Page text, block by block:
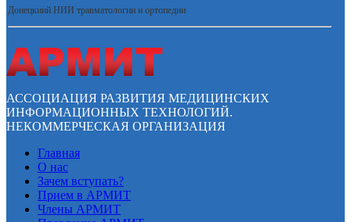
Донецкиий НИИ травматологии и ортопедии
АССОЦИАЦИЯ РАЗВИТИЯ МЕДИЦИНСКИХ
ИНФОРМАЦИОННЫХ ТЕХНОЛОГИЙ.
НЕКОММЕРЧЕСКАЯ ОРГАНИЗАЦИЯ
Главная
О нас
Зачем вступать?
Прием в АРМИТ
Члены АРМИТ